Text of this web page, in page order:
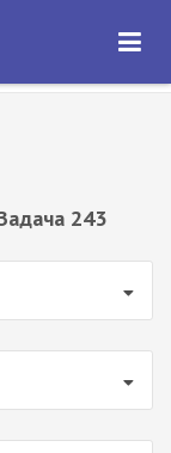
ОТКРЫТЬ
243